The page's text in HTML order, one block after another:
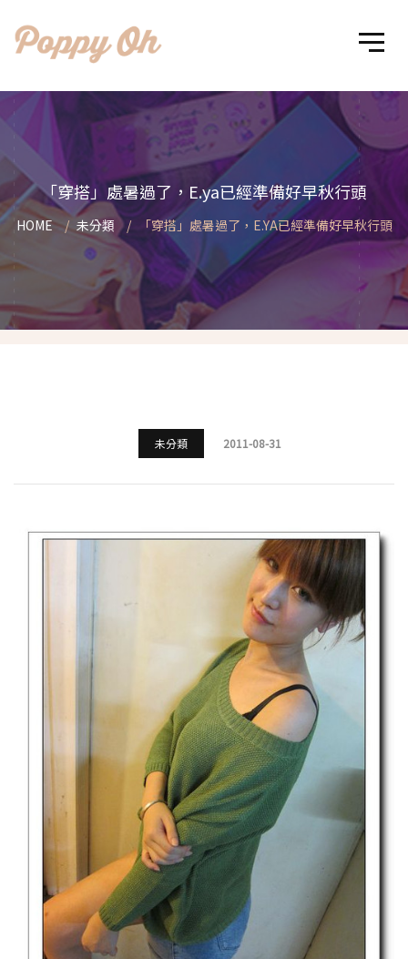
「穿搭」處暑過了，E.ya已經準備好早秋行頭
HOME 未分類 「穿搭」處暑過了，E.YA已經準備好早秋行頭
未分類 2011-08-31